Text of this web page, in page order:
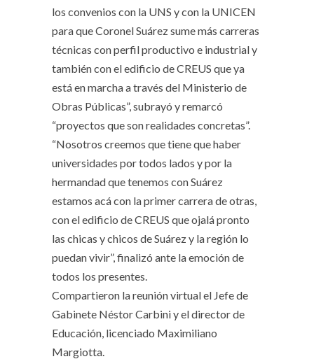
los convenios con la UNS y con la UNICEN
para que Coronel Suárez sume más carreras
técnicas con perfil productivo e industrial y
también con el edificio de CREUS que ya
está en marcha a través del Ministerio de
Obras Públicas”, subrayó y remarcó
“proyectos que son realidades concretas”.
“Nosotros creemos que tiene que haber
universidades por todos lados y por la
hermandad que tenemos con Suárez
estamos acá con la primer carrera de otras,
con el edificio de CREUS que ojalá pronto
las chicas y chicos de Suárez y la región lo
puedan vivir”, finalizó ante la emoción de
todos los presentes.
Compartieron la reunión virtual el Jefe de
Gabinete Néstor Carbini y el director de
Educación, licenciado Maximiliano
Margiotta.